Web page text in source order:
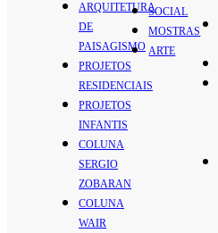
ARQUITETURA
DE
PAISAGISMO
PROJETOS
RESIDENCIAIS
PROJETOS
INFANTIS
COLUNA
SERGIO
ZOBARAN
COLUNA
WAIR
SOCIAL
MOSTRAS
ARTE